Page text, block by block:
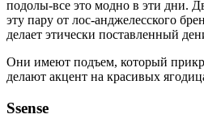
подолы-все это модно в эти дни.
эту пару от лос-анджелесского
делает этически поставленный
Они имеют подъем, который
делают акцент на красивых
Ssense